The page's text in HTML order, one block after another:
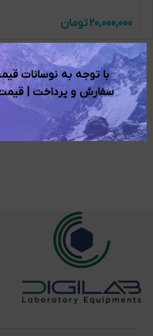
با توجه به نوسانات
سفارش و پرداخت | قیمت
تومان